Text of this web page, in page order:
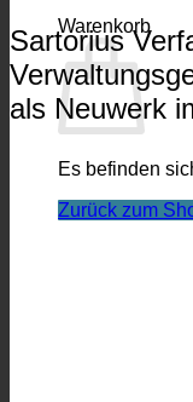
Warenkorb
Es befinden
Zurück zum
Sartorius
als Neuwerk